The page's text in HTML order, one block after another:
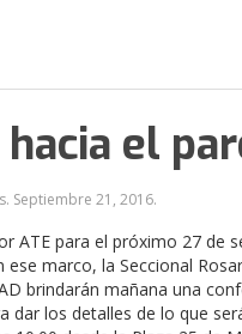
hacia el
Septiembre 21, 2016.
ATE para el próximo 27 de
ese marco, la Seccional
brindarán mañana una
dar los detalles de lo que